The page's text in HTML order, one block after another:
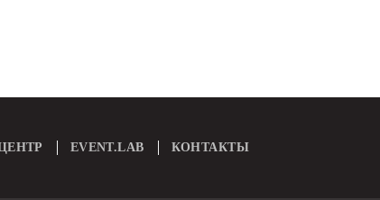
EVENT.LAB КОНТАКТЫ